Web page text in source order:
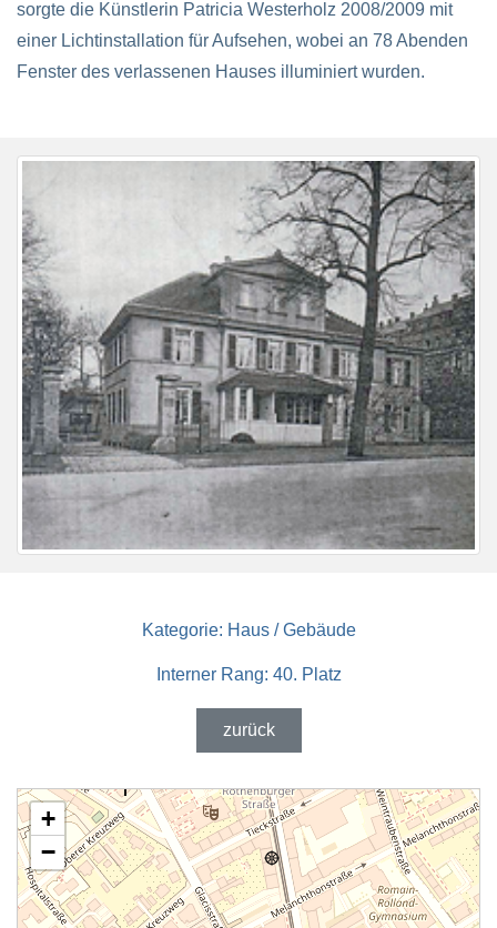
sorgte die Künstlerin Patricia Westerholz 2008/2009 mit
einer Lichtinstallation für Aufsehen, wobei an 78 Abenden
Fenster des verlassenen Hauses illuminiert wurden.
Kategorie: Haus / Gebäude
Interner Rang: 40. Platz
zurück
+
−